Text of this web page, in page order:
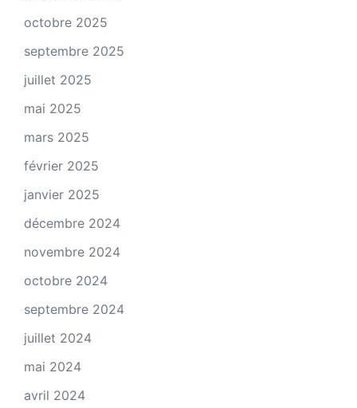
octobre 2025
septembre 2025
juillet 2025
mai 2025
mars 2025
février 2025
janvier 2025
décembre 2024
novembre 2024
octobre 2024
septembre 2024
juillet 2024
mai 2024
avril 2024